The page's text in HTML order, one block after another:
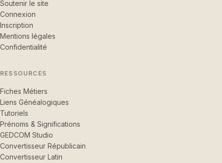
Soutenir le site
Connexion
Inscription
Mentions légales
Confidentialité
RESSOURCES
Fiches Métiers
Liens Généalogiques
Tutoriels
Prénoms & Significations
GEDCOM Studio
Convertisseur Républicain
Convertisseur Latin